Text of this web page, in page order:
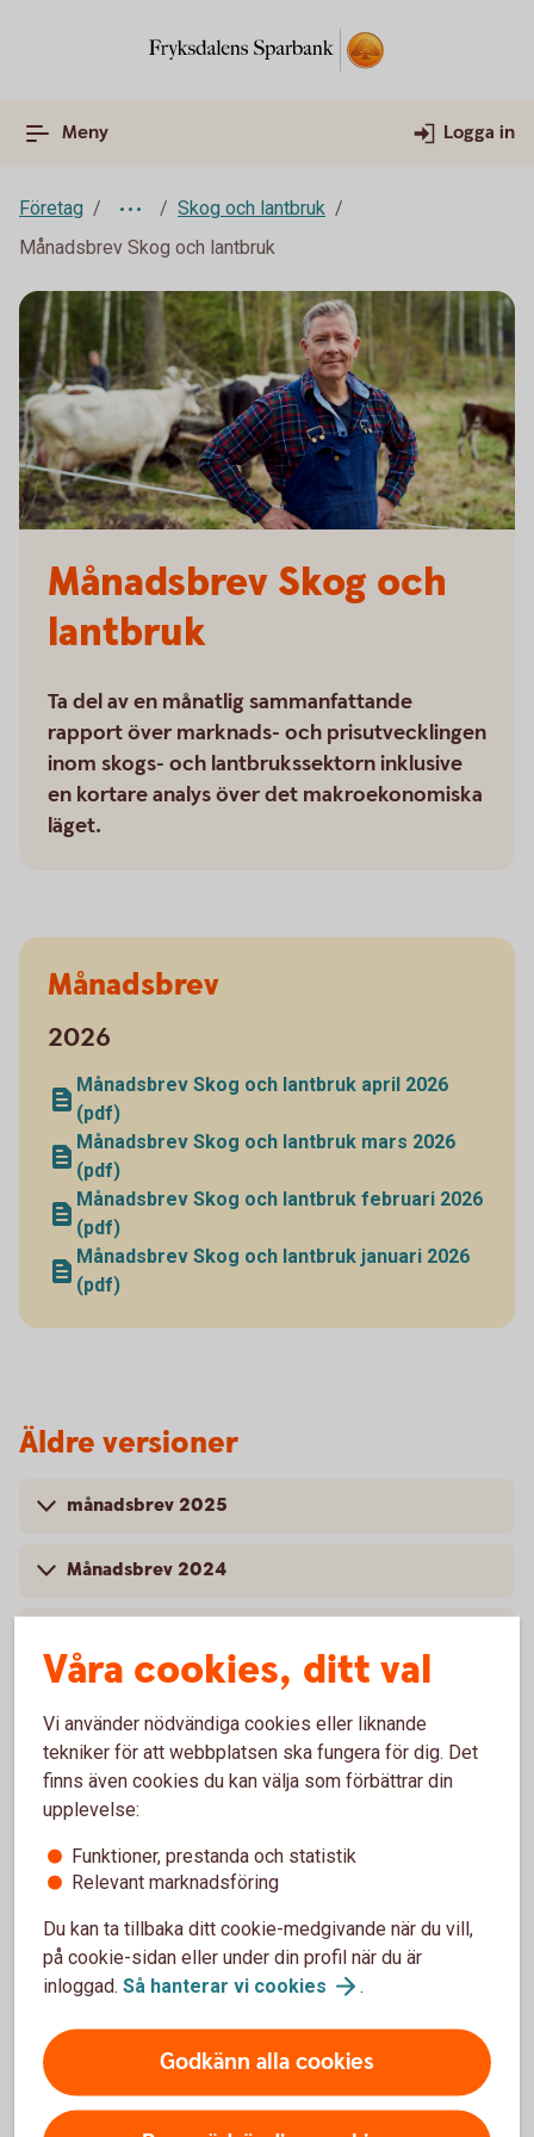
Meny Logga in
Företag
Skog och lantbruk
Månadsbrev Skog och lantbruk
Månadsbrev Skog och
lantbruk
Ta del av en månatlig sammanfattande
rapport över marknads- och prisutvecklingen
inom skogs- och lantbrukssektorn inklusive
en kortare analys över det makroekonomiska
läget.
Månadsbrev
2026
Månadsbrev Skog och lantbruk april 2026
(pdf)
Månadsbrev Skog och lantbruk mars 2026
(pdf)
Månadsbrev Skog och lantbruk februari 2026
(pdf)
Månadsbrev Skog och lantbruk januari 2026
(pdf)
Äldre versioner
månadsbrev 2025
Månadsbrev 2024
Ansvarsbegränsningar
Detta dokument är framställt i informationssyfte och är inte
rådgivning. All information i detta dokument är sammanställt
i god tro från källor som anses vara tillförlitliga.
Fryksdalens Sparbank påtar sig dock inte något ansvar för
dess fullständighet eller riktighet. Du rekommenderas
därför att bilda dig din egen uppfattning och inte enbart
förlita dig på information från detta dokument. Observera
att eventuella prognoser är subjektiva och baseras på den
information som finns tillgänglig just nu och kan ändras om
förutsättningarna förändras. Fryksdalens Sparbank påtar sig
inte något ansvar för direkt eller indirekt förlust eller skada
Våra cookies, ditt val
Vi använder nödvändiga cookies eller liknande
tekniker för att webbplatsen ska fungera för dig. Det
finns även cookies du kan välja som förbättrar din
upplevelse:
Funktioner, prestanda och statistik
Relevant marknadsföring
Du kan ta tillbaka ditt cookie-medgivande när du vill,
på cookie-sidan eller under din profil när du är
inloggad. Så hanterar vi cookies .
Godkänn alla cookies